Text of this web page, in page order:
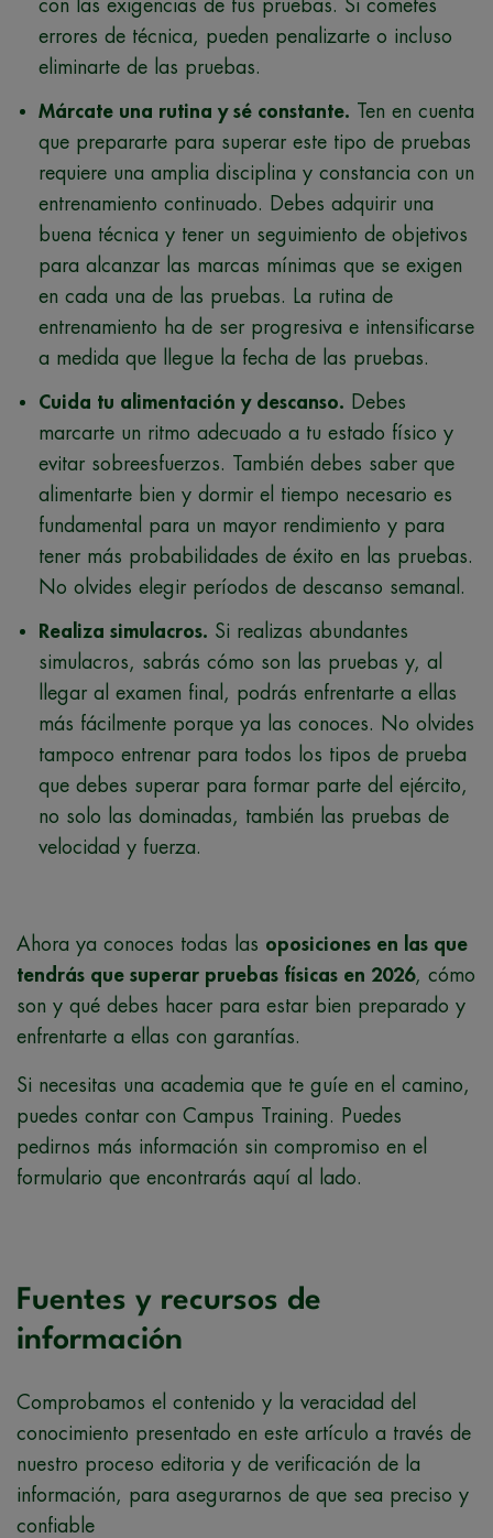
con las exigencias de tus pruebas. Si cometes
errores de técnica, pueden penalizarte o incluso
eliminarte de las pruebas.
Márcate una rutina y sé constante. Ten en cuenta
que prepararte para superar este tipo de pruebas
requiere una amplia disciplina y constancia con un
entrenamiento continuado. Debes adquirir una
buena técnica y tener un seguimiento de objetivos
para alcanzar las marcas mínimas que se exigen
en cada una de las pruebas. La rutina de
entrenamiento ha de ser progresiva e intensificarse
a medida que llegue la fecha de las pruebas.
Cuida tu alimentación y descanso. Debes
marcarte un ritmo adecuado a tu estado físico y
evitar sobreesfuerzos. También debes saber que
alimentarte bien y dormir el tiempo necesario es
fundamental para un mayor rendimiento y para
tener más probabilidades de éxito en las pruebas.
No olvides elegir períodos de descanso semanal.
Realiza simulacros. Si realizas abundantes
simulacros, sabrás cómo son las pruebas y, al
llegar al examen final, podrás enfrentarte a ellas
más fácilmente porque ya las conoces. No olvides
tampoco entrenar para todos los tipos de prueba
que debes superar para formar parte del ejército,
no solo las dominadas, también las pruebas de
velocidad y fuerza.
Ahora ya conoces todas las oposiciones en las que
tendrás que superar pruebas físicas en 2026, cómo
son y qué debes hacer para estar bien preparado y
enfrentarte a ellas con garantías.
Si necesitas una academia que te guíe en el camino,
puedes contar con Campus Training. Puedes
pedirnos más información sin compromiso en el
formulario que encontrarás aquí al lado.
Fuentes y recursos de
información
Comprobamos el contenido y la veracidad del
conocimiento presentado en este artículo a través de
nuestro proceso editoria y de verificación de la
información, para asegurarnos de que sea preciso y
confiable